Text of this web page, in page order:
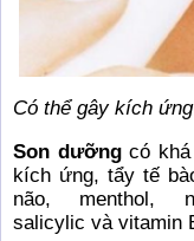
Có thể gây kích
Son dưỡngcó
kích ứng, tẩy tế
não,
salicylic vàvitamin